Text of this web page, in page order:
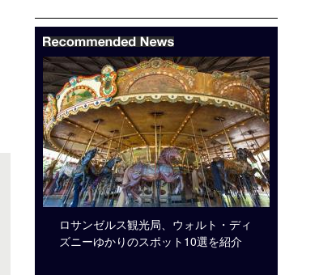
ロサンゼルス観光局、ウォルト・ディ
ズニーゆかりのスポット10選を紹介